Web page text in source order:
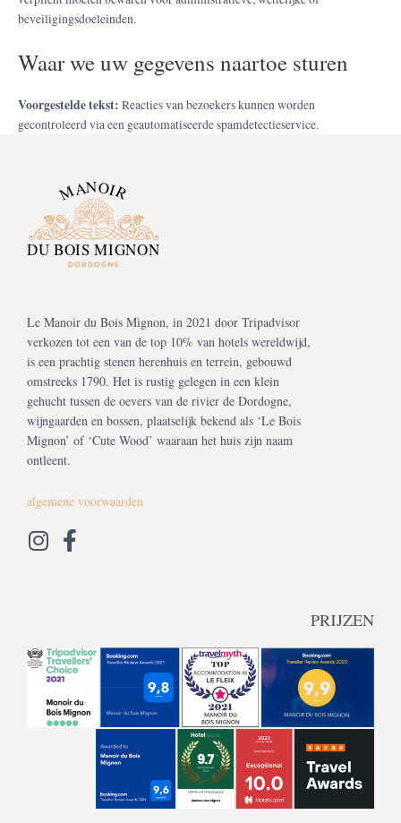
beveiligingsdoeleinden.
Waar we uw gegevens naartoe sturen
Voorgestelde tekst: Reacties van bezoekers kunnen worden
gecontroleerd via een geautomatiseerde spamdetectieservice.
Le Manoir du Bois Mignon, in 2021 door Tripadvisor
verkozen tot een van de top 10% van hotels wereldwijd,
is een prachtig stenen herenhuis en terrein, gebouwd
omstreeks 1790. Het is rustig gelegen in een klein
gehucht tussen de oevers van de rivier de Dordogne,
wijngaarden en bossen, plaatselijk bekend als ‘Le Bois
Mignon’ of ‘Cute Wood’ waaraan het huis zijn naam
ontleent.
algemene voorwaarden
PRIJZEN